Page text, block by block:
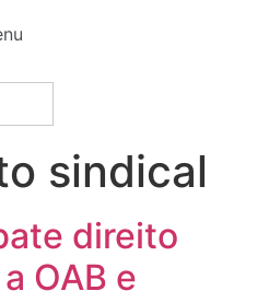
sindical
direito
OAB e